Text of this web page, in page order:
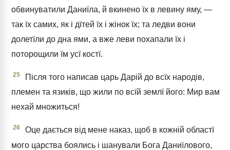
обвинуватили Даниїла, й вкинено їх в левину яму, —
так їх самих, як і дїтей їх і жінок їх; та ледви вони
долетїли до дна ями, а вже леви похапали їх і
поторощили їм усї костї.
25
Після того написав царь Дарій до всїх народів,
племен та язиків, що жили по всїй землї його: Мир вам
нехай множиться!
26
Оце дається від мене наказ, щоб в кожній областї
мого царства боялись і шанували Бога Даниїлового,